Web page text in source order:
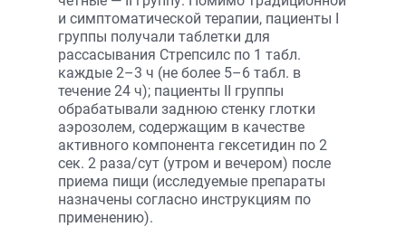
и симптоматической терапии, пациенты I
группы получали таблетки для
рассасывания Стрепсилс по 1 табл.
каждые 2–3 ч (не более 5–6 табл. в
течение 24 ч); пациенты II группы
обрабатывали заднюю стенку глотки
аэрозолем, содержащим в качестве
активного компонента гексетидин по 2
сек. 2 раза/сут (утром и вечером) после
приема пищи (исследуемые препараты
назначены согласно инструкциям по
применению).